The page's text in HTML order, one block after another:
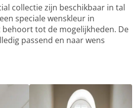
collectie zijn beschikbaar in tal
speciale wenskleur in
behoort tot de mogelijkheden. De
passend en naar wens